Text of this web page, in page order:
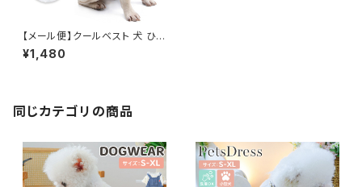
【メール便】クールベスト 犬 ひん
やり ペットウェア 熱中症対策 暑
さ対策 濡らして 涼しい／pets1
¥1,480
同じカテゴリの商品